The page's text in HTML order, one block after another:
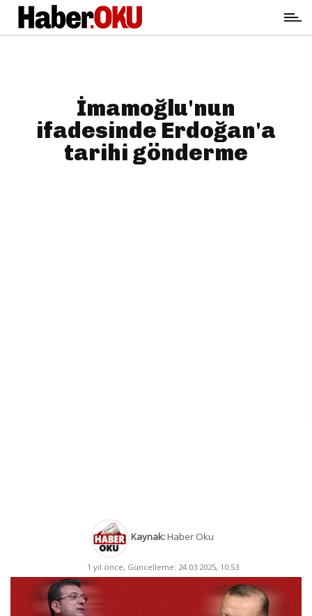
İmamoğlu'nun
ifadesinde Erdoğan'a
tarihi gönderme
Kaynak:Haber Oku
1 yıl önce, Güncelleme: 24.03.2025, 10:53